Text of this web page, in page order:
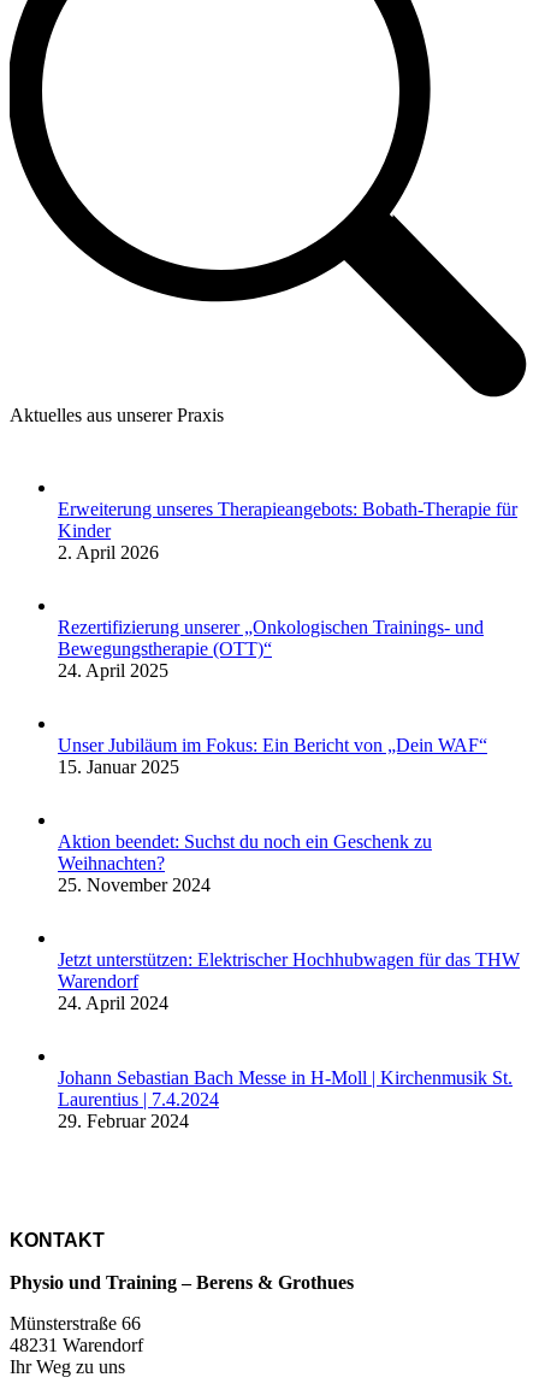
Aktuelles aus unserer Praxis
Erweiterung unseres Therapieangebots: Bobath-Therapie für
Kinder
2. April 2026
Rezertifizierung unserer „Onkologischen Trainings- und
Bewegungstherapie (OTT)“
24. April 2025
Unser Jubiläum im Fokus: Ein Bericht von „Dein WAF“
15. Januar 2025
Aktion beendet: Suchst du noch ein Geschenk zu
Weihnachten?
25. November 2024
Jetzt unterstützen: Elektrischer Hochhubwagen für das THW
Warendorf
24. April 2024
Johann Sebastian Bach Messe in H-Moll | Kirchenmusik St.
Laurentius | 7.4.2024
29. Februar 2024
KONTAKT
Physio und Training – Berens & Grothues
Münsterstraße 66
48231 Warendorf
Ihr Weg zu uns